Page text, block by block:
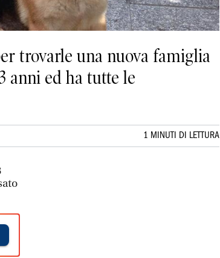
trovarle una nuova famiglia
anni ed ha tutte le
1 MINUTI DI LETTURA